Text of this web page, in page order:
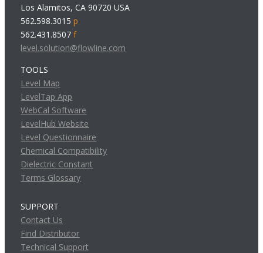
Los Alamitos, CA 90720 USA
562.598.3015p
562.431.8507f
level.solution@flowline.com
TOOLS
Level Map
LevelTap App
WebCal Software
LevelHub Website
Level Questionnaire
Chemical Compatibility
Dielectric Constant
Terms Glossary
SUPPORT
Contact Us
Find Distributor
Technical Support